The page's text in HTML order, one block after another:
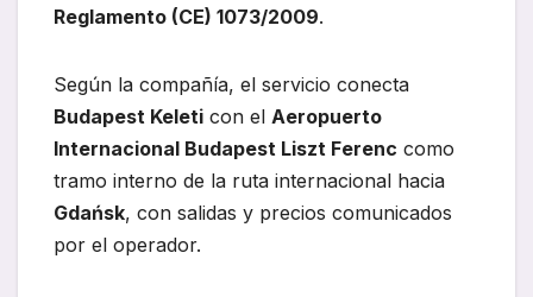
Reglamento (CE) 1073/2009.
Según la compañía, el servicio conecta
Budapest Keleti con el Aeropuerto
Internacional Budapest Liszt Ferenc como
tramo interno de la ruta internacional hacia
Gdańsk, con salidas y precios comunicados
por el operador.